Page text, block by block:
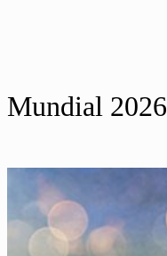
Mundial 2026